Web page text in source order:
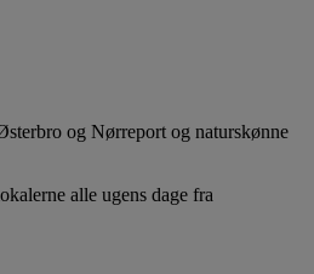
og Nørreport og naturskønne
alle ugens dage fra